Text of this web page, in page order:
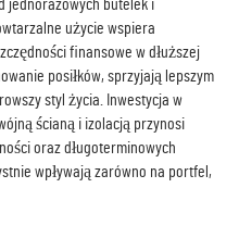
jednorazowych butelek i
użycie wspiera
finansowe w dłuższej
posiłków, sprzyjają lepszym
styl życia. Inwestycja w
ścianą i izolacją przynosi
oraz długoterminowych
wpływają zarówno na portfel,